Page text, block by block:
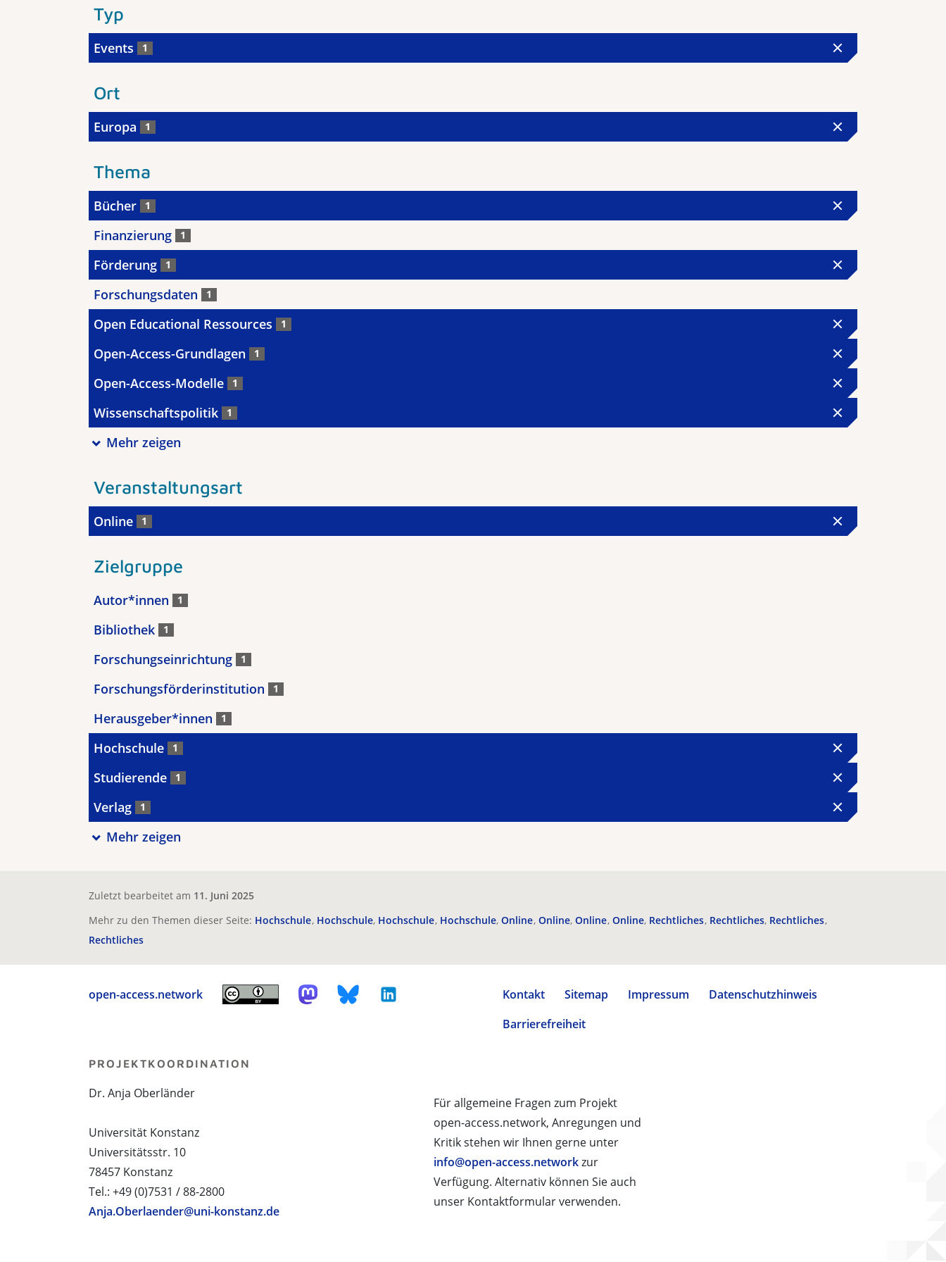
Typ
Events 1
Ort
Europa 1
Thema
Bücher 1
Finanzierung 1
Förderung 1
Forschungsdaten 1
Open Educational Ressources 1
Open-Access-Grundlagen 1
Open-Access-Modelle 1
Wissenschaftspolitik 1
Mehr zeigen
Veranstaltungsart
Online 1
Zielgruppe
Autor*innen 1
Bibliothek 1
Forschungseinrichtung 1
Forschungsförderinstitution 1
Herausgeber*innen 1
Hochschule 1
Studierende 1
Verlag 1
Mehr zeigen
Zuletzt bearbeitet am 11. Juni 2025
Mehr zu den Themen dieser Seite: Hochschule Hochschule Hochschule Hochschule Online Online Online Online Rechtliches Rechtliches Rechtliches
Rechtliches
open-access.network Kontakt Sitemap Impressum
Datenschutzhinweis
Barrierefreiheit
Für allgemeine Fragen zum Projekt
open-access.network, Anregungen und
Kritik stehen wir Ihnen gerne unter
info@open-access.networkzur
Verfügung. Alternativ können Sie auch
unser Kontaktformular verwenden.
PROJEKTKOORDINATION
Dr. Anja Oberländer
Universität Konstanz
Universitätsstr. 10
78457 Konstanz
Tel.: +49 (0)7531 / 88-2800
Anja.Oberlaender@uni-konstanz.de